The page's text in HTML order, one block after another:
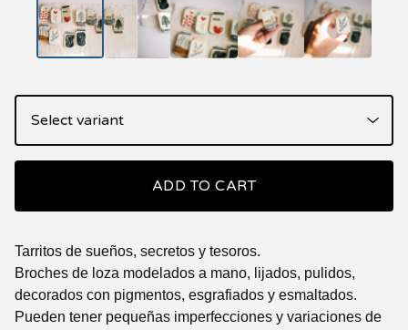
ADD TO CART
Tarritos de sueños, secretos y tesoros.
Broches de loza modelados a mano, lijados, pulidos,
decorados con pigmentos, esgrafiados y esmaltados.
Pueden tener pequeñas imperfecciones y variaciones de